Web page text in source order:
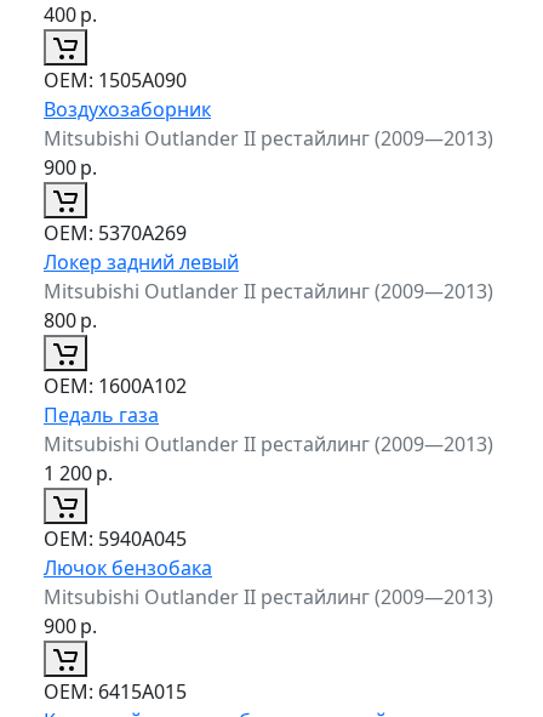
400р.
ОЕМ: 1505A090
Воздухозаборник
Mitsubishi Outlander II рестайлинг (2009—2013)
900р.
ОЕМ: 5370A269
Локер задний левый
Mitsubishi Outlander II рестайлинг (2009—2013)
800р.
ОЕМ: 1600A102
Педаль газа
Mitsubishi Outlander II рестайлинг (2009—2013)
1 200р.
ОЕМ: 5940A045
Лючок бензобака
Mitsubishi Outlander II рестайлинг (2009—2013)
900р.
ОЕМ: 6415A015